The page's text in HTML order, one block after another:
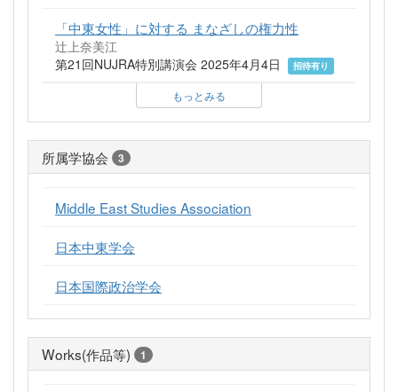
「中東女性」に対する まなざしの権力性
辻上奈美江
第21回NUJRA特別講演会 2025年4月4日
招待有り
もっとみる
所属学協会 3
Middle East Studies Association
日本中東学会
日本国際政治学会
Works(作品等) 1